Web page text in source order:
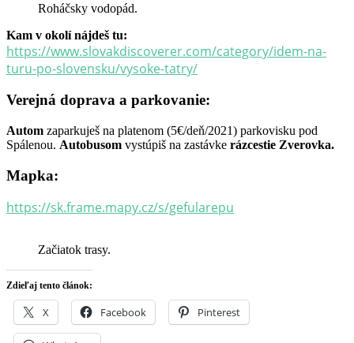
Roháčsky vodopád.
Kam v okolí nájdeš tu:
https://www.slovakdiscoverer.com/category/idem-na-
turu-po-slovensku/vysoke-tatry/
Verejná doprava a parkovanie:
Autom zaparkuješ na platenom (5€/deň/2021) parkovisku pod
Spálenou. Autobusom vystúpiš na zastávke rázcestie Zverovka.
Mapka:
https://sk.frame.mapy.cz/s/gefularepu
Začiatok trasy.
Zdieľaj tento článok:
X Facebook Pinterest